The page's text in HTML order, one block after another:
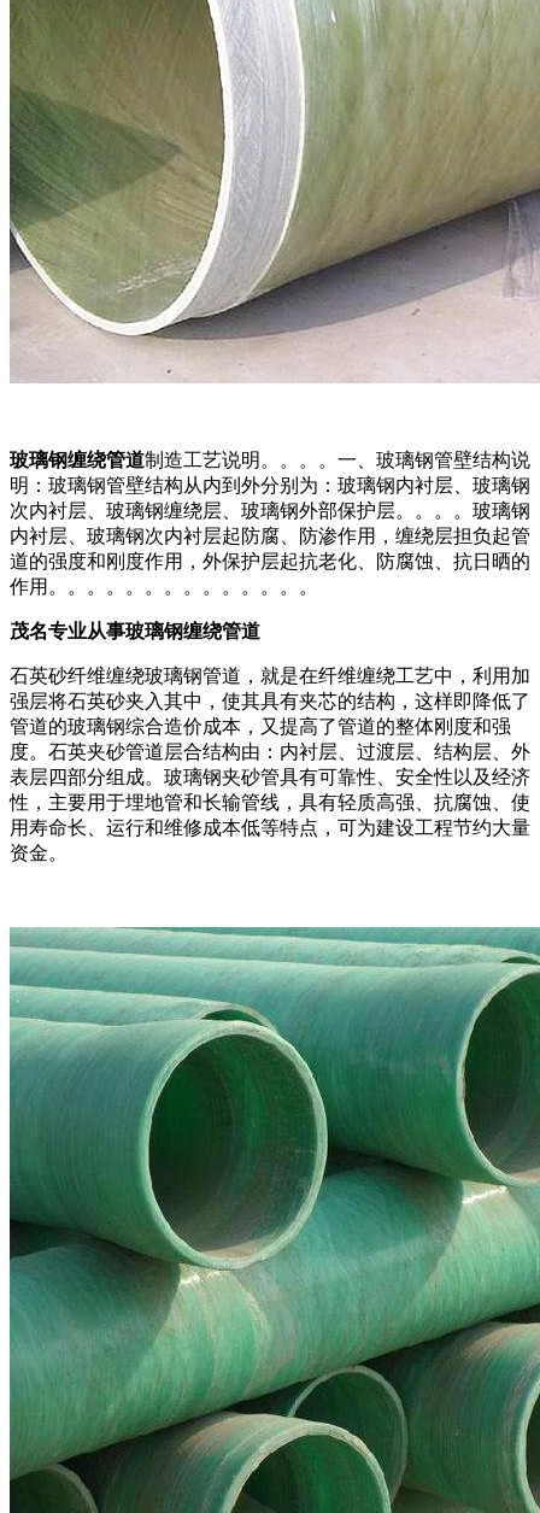
玻璃钢缠绕管道制造工艺说明。。。。一、玻璃钢管壁结构说
明：玻璃钢管壁结构从内到外分别为：玻璃钢内衬层、玻璃钢
次内衬层、玻璃钢缠绕层、玻璃钢外部保护层。。。。玻璃钢
内衬层、玻璃钢次内衬层起防腐、防渗作用，缠绕层担负起管
道的强度和刚度作用，外保护层起抗老化、防腐蚀、抗日晒的
作用。。。。。。。。。。。。。。
茂名专业从事玻璃钢缠绕管道
石英砂纤维缠绕玻璃钢管道，就是在纤维缠绕工艺中，利用加
强层将石英砂夹入其中，使其具有夹芯的结构，这样即降低了
管道的玻璃钢综合造价成本，又提高了管道的整体刚度和强
度。石英夹砂管道层合结构由：内衬层、过渡层、结构层、外
表层四部分组成。玻璃钢夹砂管具有可靠性、安全性以及经济
性，主要用于埋地管和长输管线，具有轻质高强、抗腐蚀、使
用寿命长、运行和维修成本低等特点，可为建设工程节约大量
资金。